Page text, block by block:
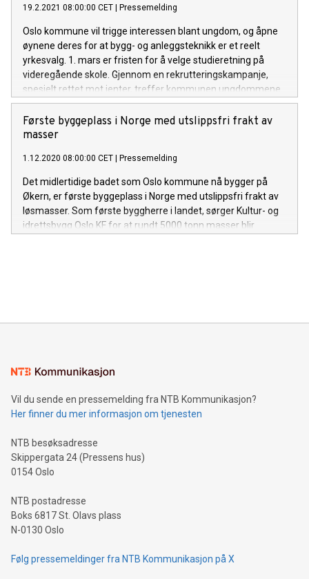
19.2.2021 08:00:00 CET Pressemelding
Oslo kommune vil trigge interessen blant ungdom, og åpne
øynene deres for at bygg- og anleggsteknikk er et reelt
yrkesvalg. 1. mars er fristen for å velge studieretning på
videregående skole. Gjennom en rekrutteringskampanje,
spesielt rettet mot jenter, treffer kommunen ungdommene
på snapchat og i andre digitale flater i hele februar.
Første byggeplass i Norge med utslippsfri frakt av
masser
1.12.2020 08:00:00 CET Pressemelding
Det midlertidige badet som Oslo kommune nå bygger på
Økern, er første byggeplass i Norge med utslippsfri frakt av
løsmasser. Som første byggherre i landet, sørger Kultur- og
idrettsbygg Oslo KF for at rundt 5000 tonn masser blir
Vil du sende en pressemelding fra NTB Kommunikasjon?
Her finner du mer informasjon om tjenesten
NTB besøksadresse
Skippergata 24 (Pressens hus)
0154 Oslo
NTB postadresse
Boks 6817 St. Olavs plass
N-0130 Oslo
Følg pressemeldinger fra NTB Kommunikasjon på X